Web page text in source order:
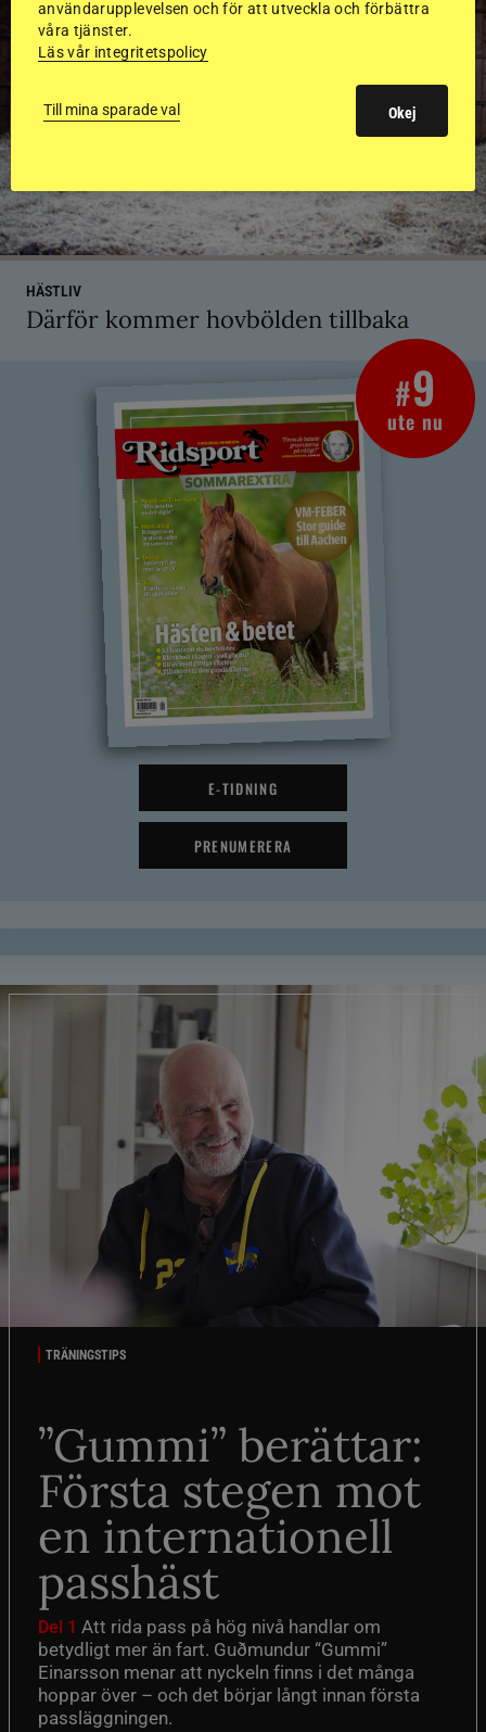
HÄSTLIV
Därför kommer hovbölden tillbaka
#9
ute nu
E-TIDNING
PRENUMERERA
TRÄNINGSTIPS
”Gummi” berättar:
Första stegen mot
en internationell
passhäst
Del 1 Att rida pass på hög nivå handlar om
betydligt mer än fart. Guðmundur “Gummi”
Einarsson menar att nyckeln finns i det många
hoppar över – och det börjar långt innan första
passläggningen.
användarupplevelsen och för att utveckla och förbättra
våra tjänster.
Läs vår integritetspolicy
Till mina sparade val Okej